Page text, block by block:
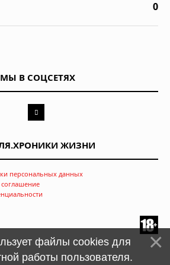
0
МЫ В СОЦСЕТЯХ
ЖИЗНИ
персональных данных
соглашение
файлы cookies для
работы пользователя.